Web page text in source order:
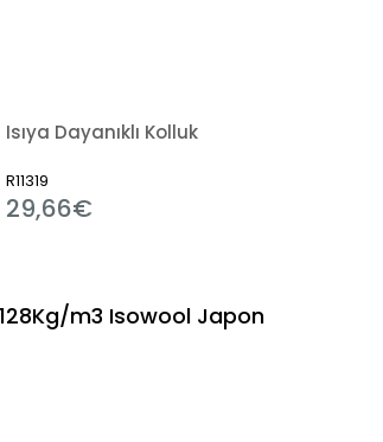
Isıya Dayanıklı Kolluk
R11319
29,66€
m3 Isowool Japon